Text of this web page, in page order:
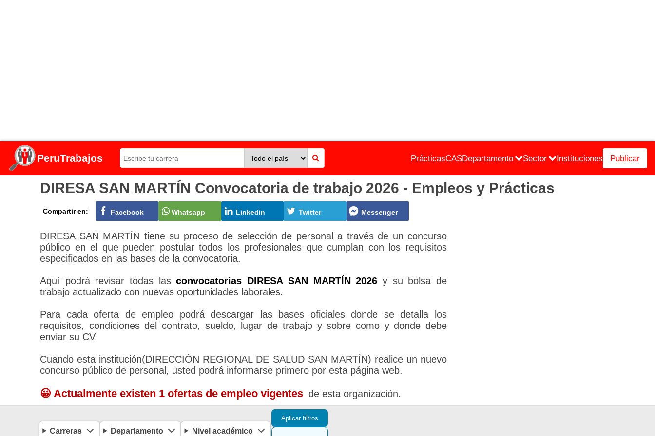
PeruTrabajos PrácticasCASDepartamento Sector Instituciones Publicar
DIRESA SAN MARTÍN Convocatoria de trabajo 2026 - Empleos y Prácticas
Compartir en: Facebook Whatsapp Linkedin Twitter Messenger
DIRESA SAN MARTÍN tiene su proceso de selección de personal a través de un concurso
público en el que pueden postular todos los profesionales que cumplan con los requisitos
especificados en las bases de la convocatoria.
Aquí podrá revisar todas lasconvocatorias DIRESA SAN MARTÍN 2026 y su bolsa de
trabajo actualizado con nuevas oportunidades laborales.
Para cada oferta de empleo podrá descargar las bases oficiales donde se detalla los
requisitos, condiciones del contrato, sueldo, lugar de trabajo y sobre como y donde debe
enviar su CV.
Cuando esta institución(DIRECCIÓN REGIONAL DE SALUD SAN MARTÍN) realice un nuevo
concurso público de personal, usted podrá informarse primero por esta página web.
😀 Actualmente existen 1 ofertas de empleo vigentes de esta organización.
Carreras Departamento Nivel académico
Aplicar filtros